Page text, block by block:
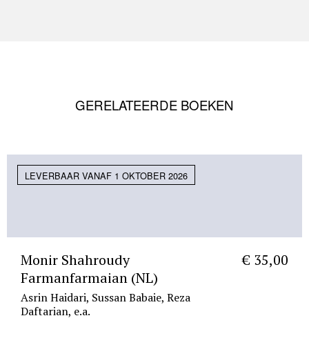
GERELATEERDE BOEKEN
LEVERBAAR VANAF 1 OKTOBER 2026
Monir Shahroudy
Farmanfarmaian (NL)
Asrin Haidari, Sussan Babaie, Reza
Daftarian, e.a.
€ 35,00